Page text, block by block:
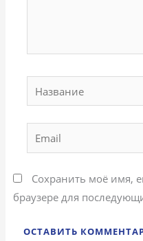
Email
Сохранить моё имя,
браузере для